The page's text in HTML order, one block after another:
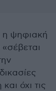
ψηφιακή
όχι τις